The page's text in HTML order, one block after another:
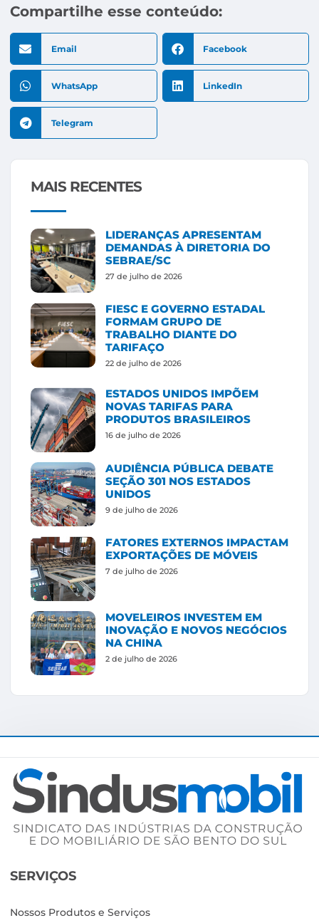
Compartilhe esse conteúdo:
Email Facebook
WhatsApp LinkedIn
Telegram
MAIS RECENTES
LIDERANÇAS APRESENTAM
DEMANDAS À DIRETORIA DO
SEBRAE/SC
27 de julho de 2026
FIESC E GOVERNO ESTADAL
FORMAM GRUPO DE
TRABALHO DIANTE DO
TARIFAÇO
22 de julho de 2026
ESTADOS UNIDOS IMPÕEM
NOVAS TARIFAS PARA
PRODUTOS BRASILEIROS
16 de julho de 2026
AUDIÊNCIA PÚBLICA DEBATE
SEÇÃO 301 NOS ESTADOS
UNIDOS
9 de julho de 2026
FATORES EXTERNOS IMPACTAM
EXPORTAÇÕES DE MÓVEIS
7 de julho de 2026
MOVELEIROS INVESTEM EM
INOVAÇÃO E NOVOS NEGÓCIOS
NA CHINA
2 de julho de 2026
SERVIÇOS
Nossos Produtos e Serviços